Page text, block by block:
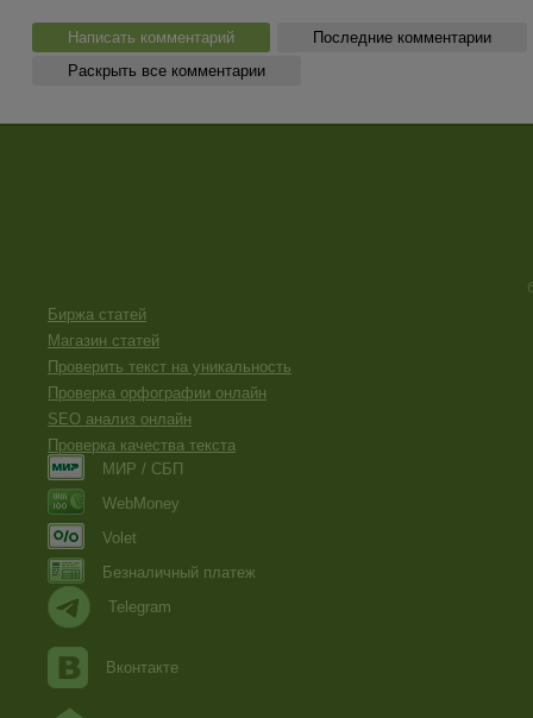
Написать комментарий
Последние комментарии
Раскрыть все комментарии
Биржа статей
Магазин статей
Проверить текст на уникальность
Проверка орфографии онлайн
SEO анализ онлайн
Проверка качества текста
МИР / СБП
WebMoney
Volet
Безналичный платеж
Telegram
Вконтакте